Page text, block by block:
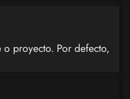
proyecto. Por defecto,